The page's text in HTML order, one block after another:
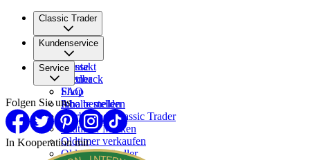
Classic Trader
Über uns
Karriere
Presse
Partner
Kundenservice
Kontakt
Feedback
FAQ
Inhalte melden
Service
Shop
Abo bestellen
Werben bei Classic Trader
Oldtimer Marken
Oldtimer verkaufen
Oldtimer Händler
Folgen Sie uns
In Kooperation mit